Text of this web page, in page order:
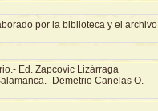
por la biblioteca y el archivo
Ed. Zapcovic Lizárraga
Demetrio Canelas O.